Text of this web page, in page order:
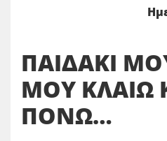
ΠΑΙΔΑΚΙ
ΜΟΥ ΚΛΑΙΩ
ΠΟΝΩ…